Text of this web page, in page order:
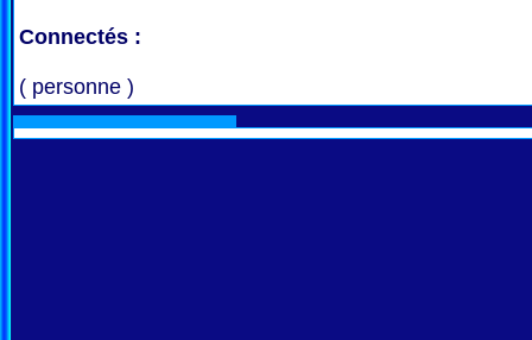
Connectés :
( personne )